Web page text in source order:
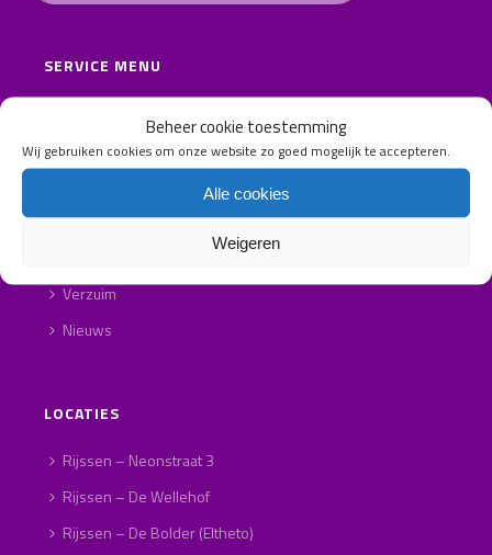
Beheer cookie toestemming
Wij gebruiken cookies om onze website zo goed mogelijk te accepteren.
Alle cookies
Weigeren
SERVICE MENU
Privacy
Klachtenprocedure
Algemene leverings- en betalingsvoorwaarden
Verzuim
Nieuws
LOCATIES
Rijssen – Neonstraat 3
Rijssen – De Wellehof
Rijssen – De Bolder (Eltheto)